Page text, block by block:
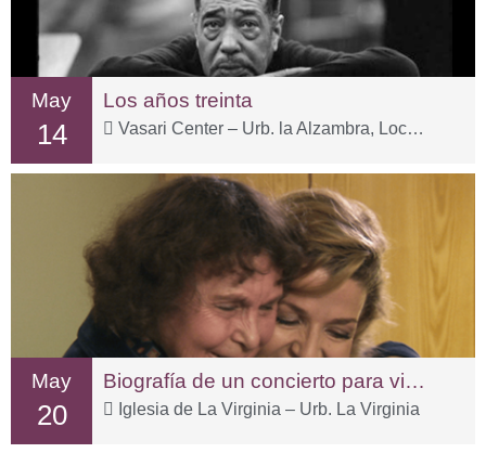
May
14
Los años treinta
Vasari Center – Urb. la Alzambra, Local 3-1
May
20
Biografía de un concierto para violín
Iglesia de La Virginia – Urb. La Virginia